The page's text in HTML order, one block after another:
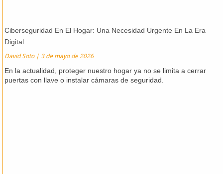
Ciberseguridad En El Hogar: Una Necesidad Urgente En La Era
Digital
David Soto 3 de mayo de 2026
En la actualidad, proteger nuestro hogar ya no se limita a cerrar
puertas con llave o instalar cámaras de seguridad.